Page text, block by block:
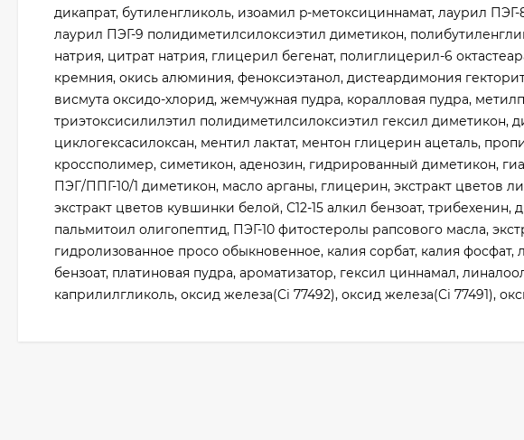
дикапрат, бутиленгликоль, изоамил p-метоксициннамат, лаурил
лаурил ПЭГ-9 полидиметилсилоксиэтил диметикон,
натрия, цитрат натрия, глицерил бегенат, полиглицерил-6
кремния, окись алюминия, феноксиэтанол, дистеардимония
висмута оксидо-хлорид, жемчужная пудра, коралловая пудра,
триэтоксисилилэтил полидиметилсилоксиэтил гексил диметикон,
циклогексасилоксан, ментил лактат, ментон глицерин ацеталь,
кроссполимер, симетикон, аденозин, гидрированный диметикон,
ПЭГ/ППГ-10/1 диметикон, масло арганы, глицерин, экстракт цветов
экстракт цветов кувшинки белой, С12-15 алкил бензоат,
пальмитоил олигопептид, ПЭГ-10 фитостеролы рапсового масла,
гидролизованное просо обыкновенное, калия сорбат, калия
бензоат, платиновая пудра, ароматизатор, гексил циннамал,
каприлилгликоль, оксид железа(Ci 77492), оксид железа(Ci 77491),